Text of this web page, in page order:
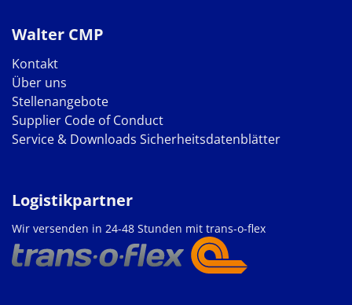
Walter CMP
Kontakt
Über uns
Stellenangebote
Supplier Code of Conduct
Service & Downloads Sicherheitsdatenblätter
Logistikpartner
Wir versenden in 24-48 Stunden mit trans-o-flex